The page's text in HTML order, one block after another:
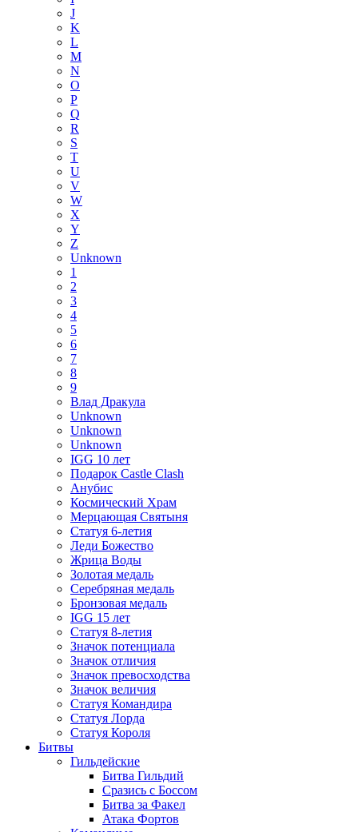
J
K
L
M
N
O
P
Q
R
S
T
U
V
W
X
Y
Z
Unknown
1
2
3
4
5
6
7
8
9
Влад Дракула
Unknown
Unknown
Unknown
IGG 10 лет
Подарок Castle Clash
Анубис
Космический Храм
Мерцающая Святыня
Статуя 6-летия
Леди Божество
Жрица Воды
Золотая медаль
Серебряная медаль
Бронзовая медаль
IGG 15 лет
Статуя 8-летия
Значок потенциала
Значок отличия
Значок превосходства
Значок величия
Статуя Командира
Статуя Лорда
Статуя Короля
Битвы
Гильдейские
Битва Гильдий
Сразись с Боссом
Битва за Факел
Атака Фортов